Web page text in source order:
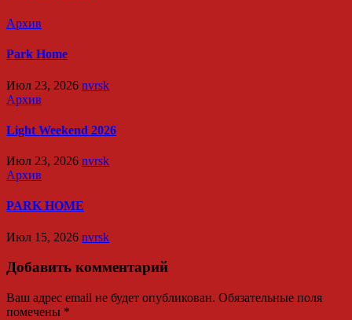
Архив
Park Home
Июл 23, 2026 nvrsk
Архив
Light Weekend 2026
Июл 23, 2026 nvrsk
Архив
PARK HOME
Июл 15, 2026 nvrsk
Добавить комментарий
Ваш адрес email не будет опубликован. Обязательные поля
помечены *